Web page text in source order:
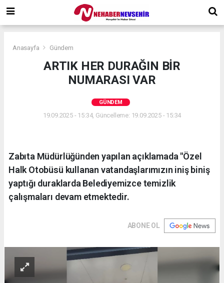
Anasayfa Gündem
ARTIK HER DURAĞIN BİR
NUMARASI VAR
GÜNDEM
19.09.2025 - 15:34, Güncelleme: 19.09.2025 - 15:34
Zabıta Müdürlüğünden yapılan açıklamada "Özel
Halk Otobüsü kullanan vatandaşlarımızın iniş biniş
yaptığı duraklarda Belediyemizce temizlik
çalışmaları devam etmektedir.
ABONE OL